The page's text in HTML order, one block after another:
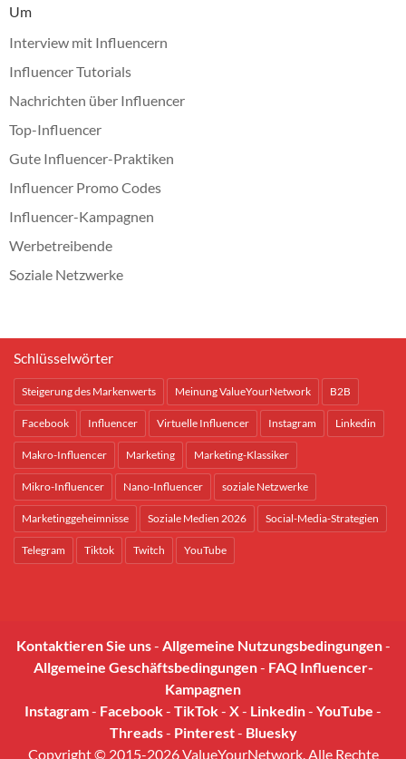
Um
Interview mit Influencern
Influencer Tutorials
Nachrichten über Influencer
Top-Influencer
Gute Influencer-Praktiken
Influencer Promo Codes
Influencer-Kampagnen
Werbetreibende
Soziale Netzwerke
Schlüsselwörter
Steigerung des Markenwerts Meinung ValueYourNetwork B2B
Facebook Influencer Virtuelle Influencer Instagram Linkedin
Makro-Influencer Marketing Marketing-Klassiker
Mikro-Influencer Nano-Influencer soziale Netzwerke
Marketinggeheimnisse Soziale Medien 2026 Social-Media-Strategien
Telegram Tiktok Twitch YouTube
Kontaktieren Sie uns- Allgemeine Nutzungsbedingungen-
Allgemeine Geschäftsbedingungen- FAQ Influencer-
Kampagnen
Instagram- Facebook- TikTok- X- Linkedin- YouTube -
Threads- Pinterest- Bluesky
Copyright © 2015-2026 ValueYourNetwork. Alle Rechte